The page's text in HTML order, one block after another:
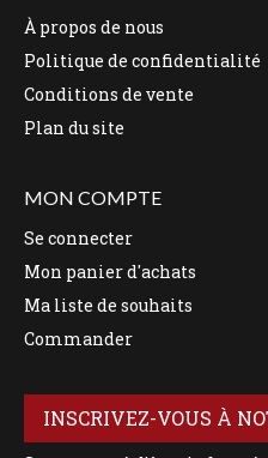
À propos de nous
Politique de confidentialité
Conditions de vente
Plan du site
MON COMPTE
Se connecter
Mon panier d'achats
Ma liste de souhaits
Commander
INSCRIVEZ-VOUS À